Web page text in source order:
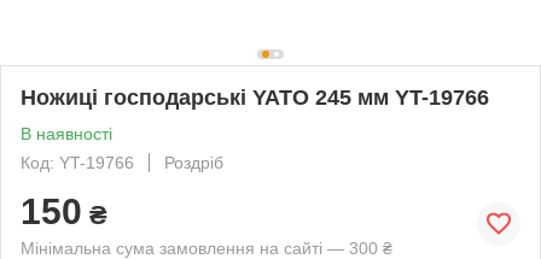
Ножиці господарські YATO 245 мм YT-19766
В наявності
Код: YT-19766
Роздріб
150 ₴
Мінімальна сума замовлення на сайті — 300 ₴